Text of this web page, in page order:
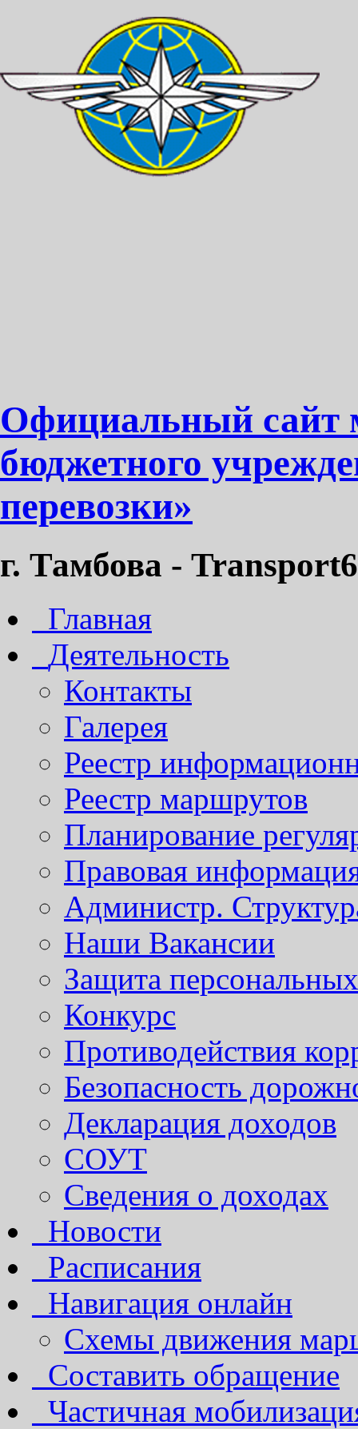
Официальный сайт
бюджетного
перевозки»
г. Тамбова -
Главная
Деятельность
Контакты
Галерея
Реестр
Реестр маршрутов
Планирование
Правовая
Администр.
Наши Вакансии
Защита
Конкурс
Противодействия
Безопасность
Декларация доходов
СОУТ
Сведения о доходах
Новости
Расписания
Навигация онлайн
Схемы движения
Составить обращение
Частичная